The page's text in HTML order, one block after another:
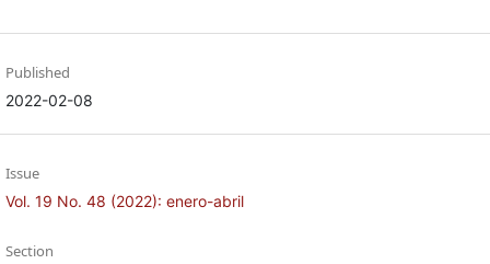
Published
2022-02-08
Issue
Vol. 19 No. 48 (2022): enero-abril
Section